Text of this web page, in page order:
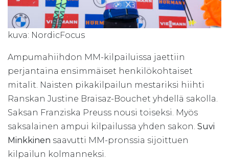
kuva: NordicFocus
Ampumahiihdon MM-kilpailuissa jaettiin
perjantaina ensimmäiset henkilökohtaiset
mitalit. Naisten pikakilpailun mestariksi hiihti
Ranskan Justine Braisaz-Bouchet yhdellä sakolla.
Saksan Franziska Preuss nousi toiseksi. Myös
saksalainen ampui kilpailussa yhden sakon. Suvi
Minkkinen saavutti MM-pronssia sijoittuen
kilpailun kolmanneksi.